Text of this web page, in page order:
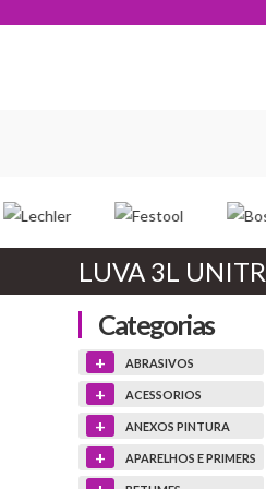
LUVA 3L
Categorias
+ ABRASIVOS
+ ACESSORIOS
+ ANEXOS PINTURA
+ APARELHOS E PRIMERS